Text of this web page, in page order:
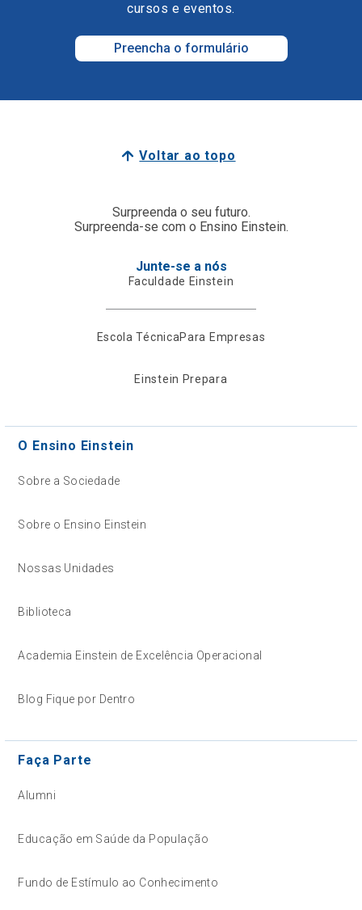
cursos e eventos.
Preencha o formulário
Voltar ao topo
Surpreenda o seu futuro.
Surpreenda-se com o Ensino Einstein.
Junte-se a nós
Faculdade Einstein
Escola TécnicaPara Empresas
Einstein Prepara
O Ensino Einstein
Sobre a Sociedade
Sobre o Ensino Einstein
Nossas Unidades
Biblioteca
Academia Einstein de Excelência Operacional
Blog Fique por Dentro
Faça Parte
Alumni
Educação em Saúde da População
Fundo de Estímulo ao Conhecimento